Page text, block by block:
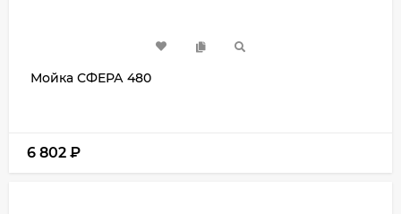
Мойка СФЕРА 480
6 802 ₽